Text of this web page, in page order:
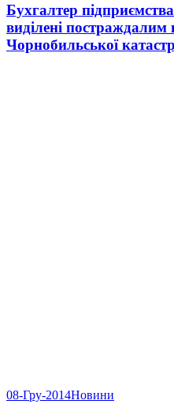
Бухгалтер
виділені постраждалим
Чорнобильської
08-Гру-2014Новини